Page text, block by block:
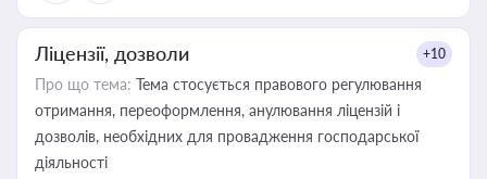
Ліцензії, дозволи +10
Про що тема: Тема стосується правового регулювання
отримання, переоформлення, анулювання ліцензій і
дозволів, необхідних для провадження господарської
діяльності